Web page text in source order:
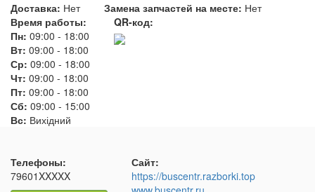
Доставка: Нет Замена запчастей на месте: Нет
Время работы:
Пн: 09:00 - 18:00
Вт: 09:00 - 18:00
Ср: 09:00 - 18:00
Чт: 09:00 - 18:00
Пт: 09:00 - 18:00
Сб: 09:00 - 15:00
Вс: Вихідний
QR-код:
Телефоны:
79601XXXXX
Сайт:
https://buscentr.razborki.top